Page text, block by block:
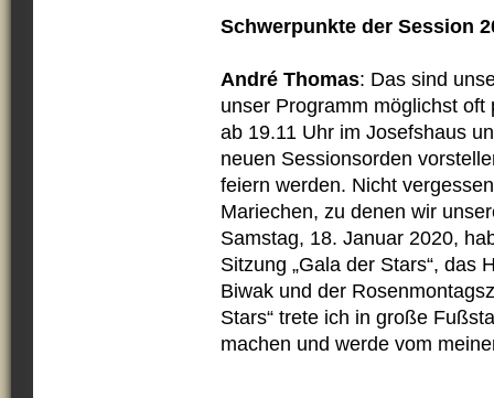
Schwerpunkte der Session
André Thomas: Das sind
unser Programm möglichst
ab 19.11 Uhr im Josefshaus
neuen Sessionsorden
feiern werden. Nicht
Mariechen, zu denen wir
Samstag, 18. Januar 2020,
Sitzung „Gala der Stars“, das
Biwak und der
Stars“ trete ich in große
machen und werde vom